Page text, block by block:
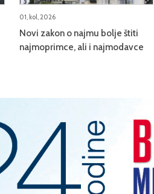
01, kol, 2026
Novi zakon o najmu bolje štiti
najmoprimce, ali i najmodavce